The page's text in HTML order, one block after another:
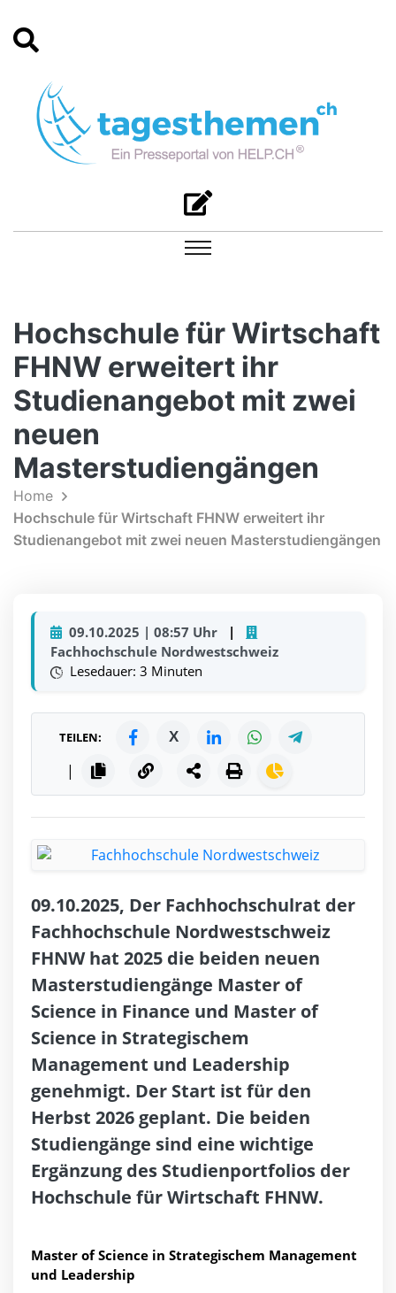
Hochschule für Wirtschaft
FHNW erweitert ihr
Studienangebot mit zwei
neuen
Masterstudiengängen
Home
Hochschule für Wirtschaft FHNW erweitert ihr
Studienangebot mit zwei neuen Masterstudiengängen
09.10.2025 | 08:57 Uhr
|
Fachhochschule Nordwestschweiz
Lesedauer: 3 Minuten
TEILEN: X
|
09.10.2025, Der Fachhochschulrat der
Fachhochschule Nordwestschweiz
FHNW hat 2025 die beiden neuen
Masterstudiengänge Master of
Science in Finance und Master of
Science in Strategischem
Management und Leadership
genehmigt. Der Start ist für den
Herbst 2026 geplant. Die beiden
Studiengänge sind eine wichtige
Ergänzung des Studienportfolios der
Hochschule für Wirtschaft FHNW.
Master of Science in Strategischem Management
und Leadership